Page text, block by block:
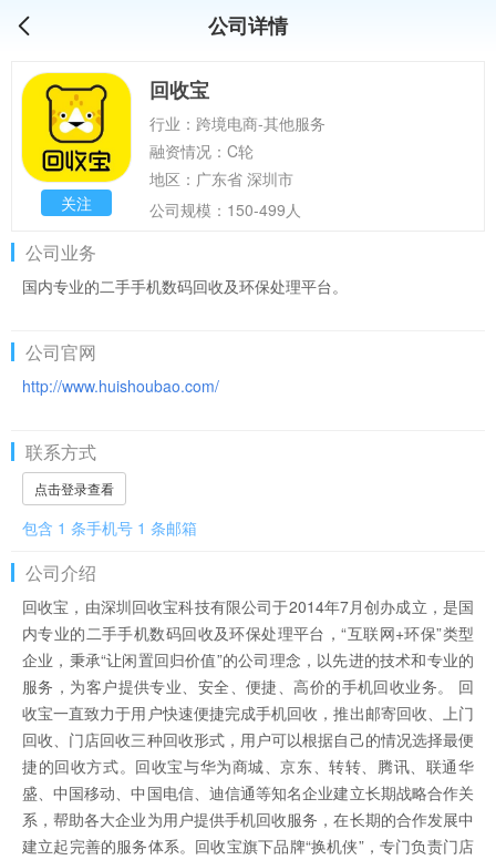
公司详情
关注
回收宝
行业：跨境电商-其他服务
融资情况：C轮
地区：广东省 深圳市
公司规模：150-499人
公司业务
国内专业的二手手机数码回收及环保处理平台。
公司官网
http://www.huishoubao.com/
联系方式
点击登录查看
包含 1 条手机号 1 条邮箱
公司介绍
回收宝，由深圳回收宝科技有限公司于2014年7月创办成立，是国
内专业的二手手机数码回收及环保处理平台，“互联网+环保”类型
企业，秉承“让闲置回归价值”的公司理念，以先进的技术和专业的
服务，为客户提供专业、安全、便捷、高价的手机回收业务。 回
收宝一直致力于用户快速便捷完成手机回收，推出邮寄回收、上门
回收、门店回收三种回收形式，用户可以根据自己的情况选择最便
捷的回收方式。回收宝与华为商城、京东、转转、腾讯、联通华
盛、中国移动、中国电信、迪信通等知名企业建立长期战略合作关
系，帮助各大企业为用户提供手机回收服务，在长期的合作发展中
建立起完善的服务体系。回收宝旗下品牌“换机侠”，专门负责门店